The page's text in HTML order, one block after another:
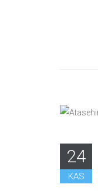
24
KAS